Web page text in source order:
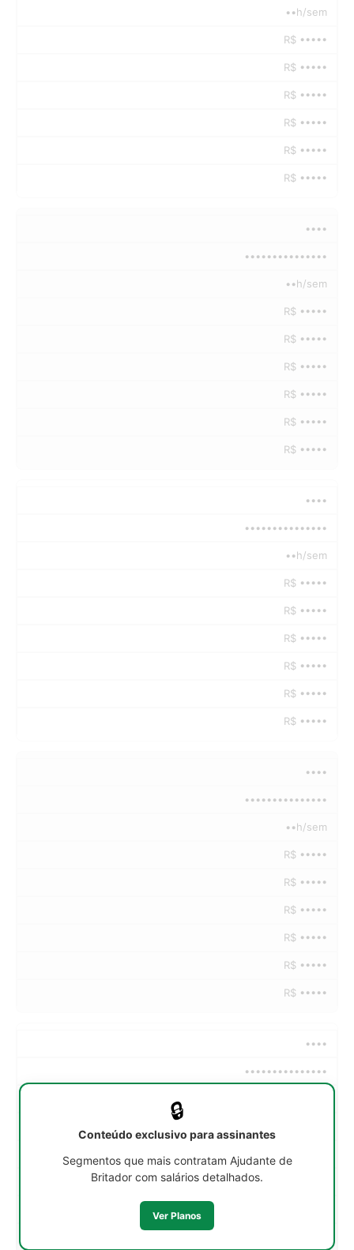
••h/sem
R$ •••••
R$ •••••
R$ •••••
R$ •••••
R$ •••••
R$ •••••
••••
•••••••••••••••
••h/sem
R$ •••••
R$ •••••
R$ •••••
R$ •••••
R$ •••••
R$ •••••
••••
•••••••••••••••
••h/sem
R$ •••••
R$ •••••
R$ •••••
R$ •••••
R$ •••••
R$ •••••
••••
•••••••••••••••
••h/sem
R$ •••••
R$ •••••
R$ •••••
R$ •••••
R$ •••••
R$ •••••
••••
•••••••••••••••
R$ •••••
🔒
Conteúdo exclusivo para assinantes
Segmentos que mais contratam Ajudante de
Britador com salários detalhados.
Ver Planos